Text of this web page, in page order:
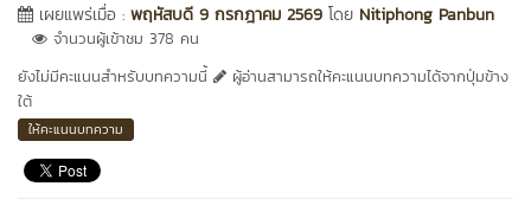
เผยแพร่เมื่อ : พฤหัสบดี 9 กรกฎาคม 2569 โดย Nitiphong Panbun
จำนวนผู้เข้าชม 378 คน
ยังไม่มีคะแนนสำหรับบทความนี้
ผู้อ่านสามารถให้คะแนนบทความได้จากปุ่มข้าง
ใต้
ให้คะแนนบทความ